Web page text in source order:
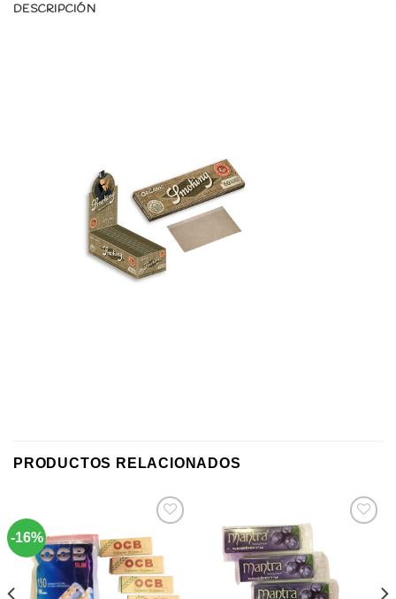
DESCRIPCIÓN
PRODUCTOS RELACIONADOS
-16%
Agregar
a
Favoritos
Favoritos